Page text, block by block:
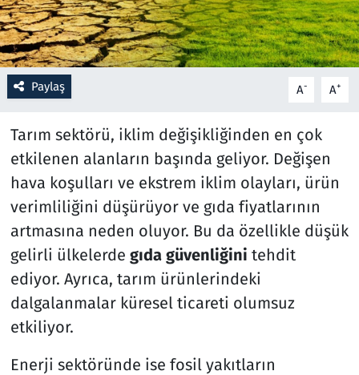
Paylaş A- A+
Tarım sektörü, iklim değişikliğinden en çok
etkilenen alanların başında geliyor. Değişen
hava koşulları ve ekstrem iklim olayları, ürün
verimliliğini düşürüyor ve gıda fiyatlarının
artmasına neden oluyor. Bu da özellikle düşük
gelirli ülkelerde gıda güvenliğini tehdit
ediyor. Ayrıca, tarım ürünlerindeki
dalgalanmalar küresel ticareti olumsuz
etkiliyor.
Enerji sektöründe ise fosil yakıtların
Savunma Sanayi
Seçim 2023
Spor
Teknoloji ve Bilim
Televizyon